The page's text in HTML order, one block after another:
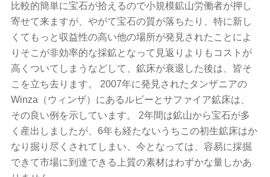
比較的簡単に宝石が拾えるので小規模鉱山労働者が押し
寄せて来ますが、やがて宝石の質が落ちたり、特に新し
くてもっと収益性の高い他の場所が発見されたことによ
りそこが非効率的な採鉱となって見返りよりもコストが
高くついてしまうなどして、鉱床が衰退した後は、皆そ
こを立ち去ります。 2007年に発見されたタンザニアの
Winza（ウィンザ）にあるルビーとサファイア鉱床は、
その良い例を示しています。 2年間は鉱山から宝石が多
く産出しましたが、6年も経たないうちこの初生鉱床はか
なり掘り尽くされてしまい、今となっては、容易に採掘
できて市場に到達できる上質の素材はわずかな量しかあ